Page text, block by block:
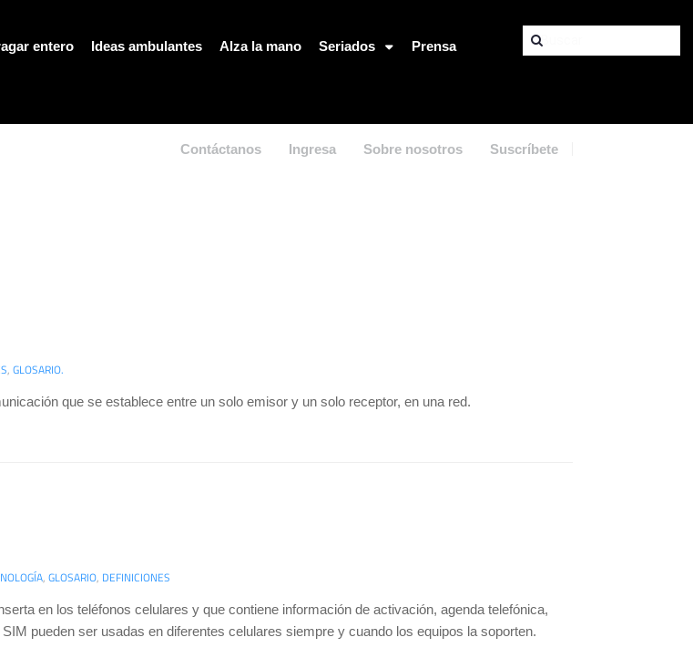
entero Ideas ambulantes Alza la mano Seriados Prensa
Contáctanos Ingresa Sobre nosotros Suscríbete
, GLOSARIO.
que se establece entre un solo emisor y un solo receptor, en una red.
, GLOSARIO, DEFINICIONES
en los teléfonos celulares y que contiene información de activación, agenda telefónica,
pueden ser usadas en diferentes celulares siempre y cuando los equipos la soporten.